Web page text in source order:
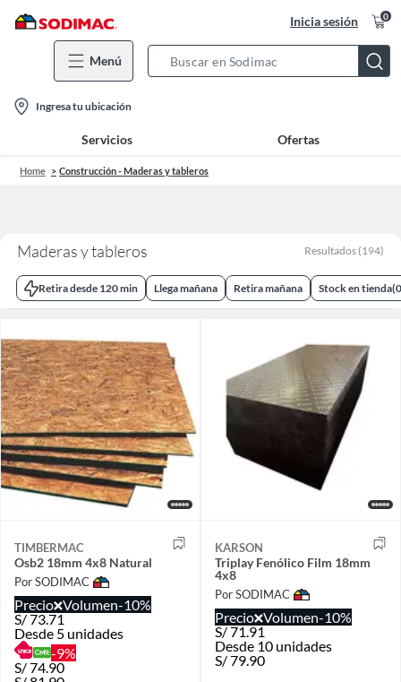
Inicia sesión 0
Menú
Bar
location-
icon
Ingresa tu ubicación
Servicios Ofertas
Home Construcción - Maderas y tableros
Maderas y tableros Resultados (194)
Retira desde 120 min Llega mañana Retira mañana Stock en tienda(0
TIMBERMAC
Osb2 18mm 4x8 Natural
Por SODIMAC
Precio Volumen-10%
S/73.71
Desde 5 unidades
-9%
S/74.90
KARSON
Triplay Fenólico Film 18mm
4x8
Por SODIMAC
Precio Volumen-10%
S/71.91
Desde 10 unidades
S/79.90